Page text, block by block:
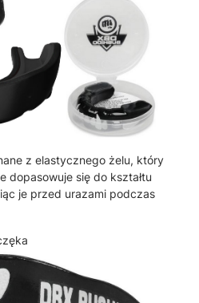
z elastycznego żelu, który
dopasowuje się do kształtu
je przed urazami podczas